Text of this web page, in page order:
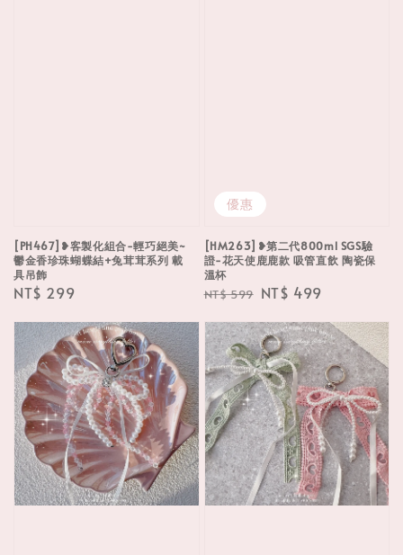
[PH467]❥客製化組合-輕巧絕美~
鬱金香珍珠蝴蝶結+兔茸茸系列 載
具吊飾
Regular
NT$ 299
優惠
[HM263]❥第二代800ml SGS驗
證-花天使鹿鹿款 吸管直飲 陶瓷保
溫杯
Regular
NT$ 599 Sale
NT$ 499